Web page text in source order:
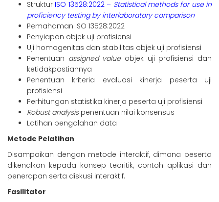
Struktur ISO 13528:2022 – Statistical methods for use in
proficiency testing by interlaboratory comparison
Pemahaman ISO 13528:2022
Penyiapan objek uji profisiensi
Uji homogenitas dan stabilitas objek uji profisiensi
Penentuan assigned valueobjek uji profisiensi dan
ketidakpastiannya
Penentuan kriteria evaluasi kinerja peserta uji
profisiensi
Perhitungan statistika kinerja peserta uji profisiensi
Robust analysispenentuan nilai konsensus
Latihan pengolahan data
Metode Pelatihan
Disampaikan dengan metode interaktif, dimana peserta
dikenalkan kepada konsep teoritik, contoh aplikasi dan
penerapan serta diskusi interaktif.
Fasilitator